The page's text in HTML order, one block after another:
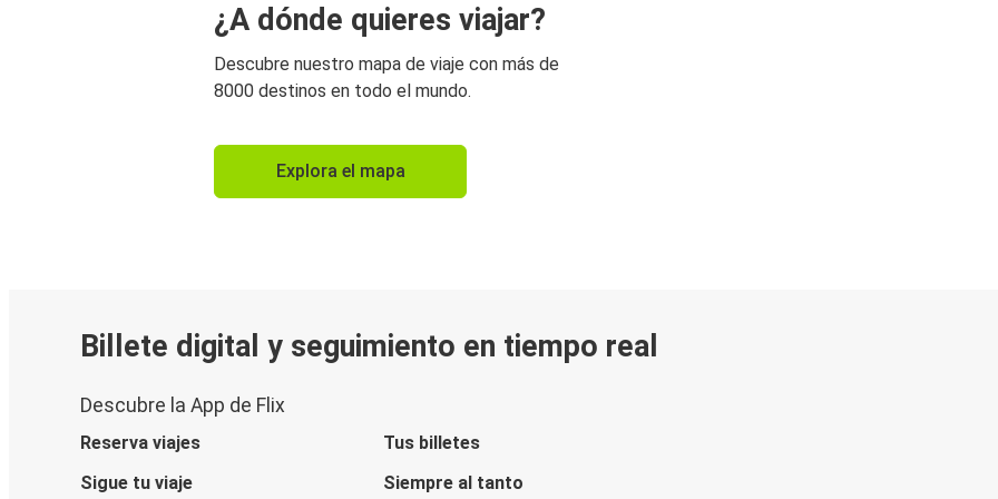
¿A dónde quieres viajar?
Descubre nuestro mapa de viaje con más de
8000 destinos en todo el mundo.
Explora el mapa
Billete digital y seguimiento en tiempo real
Descubre la App de Flix
Reserva viajes
Tus billetes
Sigue tu viaje
Siempre al tanto